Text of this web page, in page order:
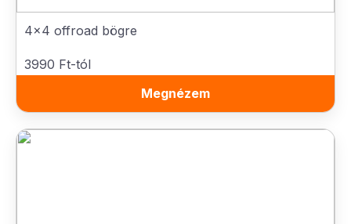
4x4 offroad bögre
3990 Ft-tól
Megnézem